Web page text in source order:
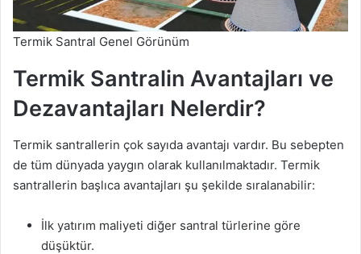
Termik Santral Genel Görünüm
Termik Santralin Avantajları ve
Dezavantajları Nelerdir?
Termik santrallerin çok sayıda avantajı vardır. Bu sebepten
de tüm dünyada yaygın olarak kullanılmaktadır. Termik
santrallerin başlıca avantajları şu şekilde sıralanabilir:
İlk yatırım maliyeti diğer santral türlerine göre
düşüktür.